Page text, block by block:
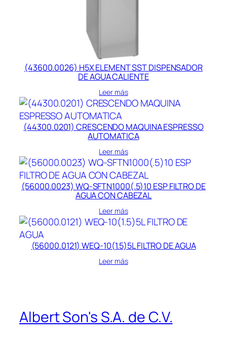
(43600.0026) H5X ELEMENT SST DISPENSADOR
DE AGUA CALIENTE
Leer más
(44300.0201) CRESCENDO MAQUINA ESPRESSO
AUTOMATICA
Leer más
(56000.0023) WQ-SFTN1000(.5)10 ESP FILTRO DE
AGUA CON CABEZAL
Leer más
(56000.0121) WEQ-10(1.5)5L FILTRO DE AGUA
Leer más
Albert Son's S.A. de C.V.